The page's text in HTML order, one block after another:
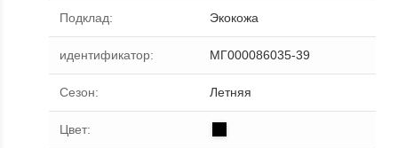
Подклад: Экокожа
идентификатор: МГ000086035-39
Сезон: Летняя
Цвет: